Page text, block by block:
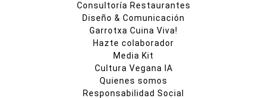
Consultoría Restaurantes
Diseño & Comunicación
Garrotxa Cuina Viva!
Hazte colaborador
Media Kit
Cultura Vegana IA
Quienes somos
Responsabilidad Social